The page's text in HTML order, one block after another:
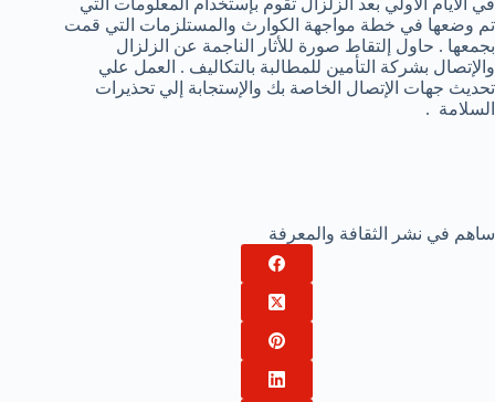
في الأيام الأولي بعد الزلزال تقوم بإستخدام المعلومات التي
تم وضعها في خطة مواجهة الكوارث والمستلزمات التي قمت
بجمعها . حاول إلتقاط صورة للأثار الناجمة عن الزلزال
والإتصال بشركة التأمين للمطالبة بالتكاليف . العمل علي
تحديث جهات الإتصال الخاصة بك والإستجابة إلي تحذيرات
السلامة .
ساهم في نشر الثقافة والمعرفة